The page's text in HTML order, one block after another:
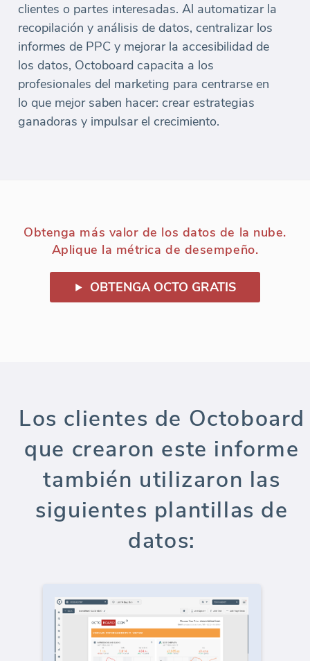
clientes o partes interesadas. Al automatizar la
recopilación y análisis de datos, centralizar los
informes de PPC y mejorar la accesibilidad de
los datos, Octoboard capacita a los
profesionales del marketing para centrarse en
lo que mejor saben hacer: crear estrategias
ganadoras y impulsar el crecimiento.
Obtenga más valor de los datos de la nube.
Aplique la métrica de desempeño.
OBTENGA OCTO GRATIS
Los clientes de Octoboard
que crearon este informe
también utilizaron las
siguientes plantillas de
datos: